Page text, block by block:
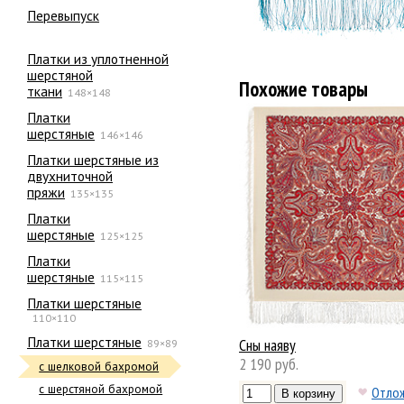
Перевыпуск
Платки из уплотненной
шерстяной
ткани 148×148
Платки
шерстяные 146×146
Платки шерстяные из
двухниточной
пряжи 135×135
Платки
шерстяные 125×125
Платки
шерстяные 115×115
Платки шерстяные
110×110
Платки шерстяные 89×89
с шелковой бахромой
с шерстяной бахромой
Похожие товары
Сны наяву
2 190 руб.